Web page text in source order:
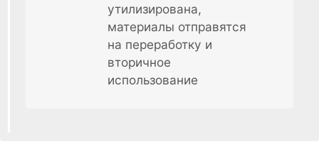
утилизирована,
материалы отправятся
на переработку и
вторичное
использование